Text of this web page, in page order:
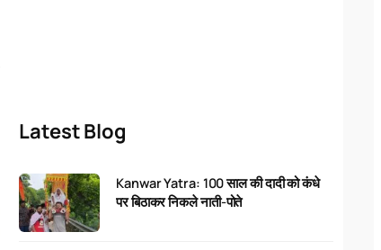
Latest Blog
Kanwar Yatra: 100 साल की दादी को कंधे
पर बिठाकर निकले नाती-पोते